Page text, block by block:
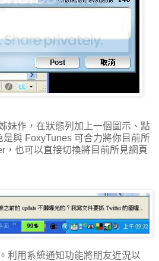
妹作，在狀態列加上一個圖示、點
與 FoxyTunes 可合力將你目前所
，也可以直接切換將目前所見網頁
。利用系統通知功能將朋友近況以